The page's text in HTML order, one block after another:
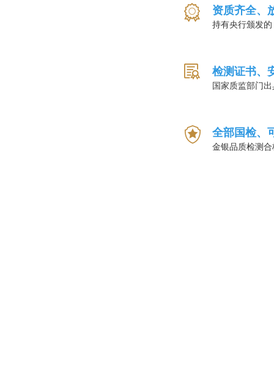
资质齐全、
持有央行颁发
检测证书、
国家质监部门
全部国检、
金银品质检测